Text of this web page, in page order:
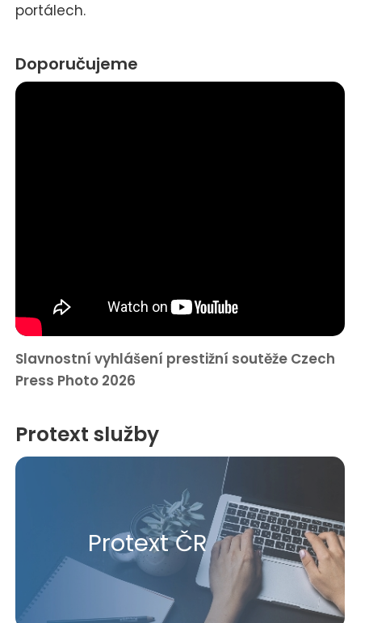
portálech.
Doporučujeme
Slavnostní vyhlášení prestižní soutěže Czech
Press Photo 2026
Protext služby
Protext ČR